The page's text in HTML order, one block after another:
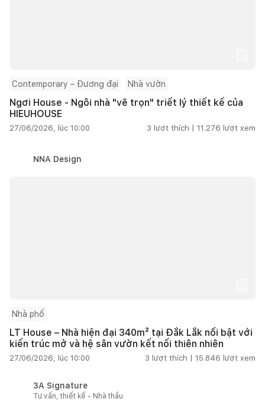
Contemporary – Đương đại Nhà vườn
Ngơi House - Ngôi nhà "vẽ trọn" triết lý thiết kế của
HIEUHOUSE
27/06/2026, lúc 10:00 3 lượt thích | 11.276 lượt xem
NNA Design
Nhà phố
LT House – Nhà hiện đại 340m² tại Đắk Lắk nổi bật với
kiến trúc mở và hệ sân vườn kết nối thiên nhiên
27/06/2026, lúc 10:00 3 lượt thích | 15.846 lượt xem
3A Signature
Tư vấn, thiết kế - Nhà thầu